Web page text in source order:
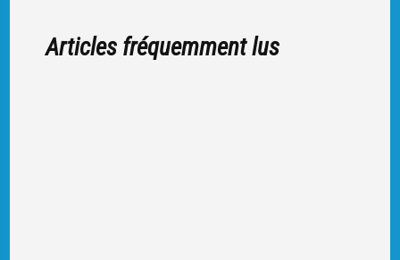
Articles fréquemment lus